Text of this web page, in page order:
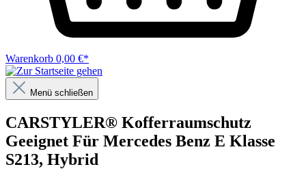
Warenkorb 0,00 €*
Menü schließen
CARSTYLER® Kofferraumschutz
Geeignet Für Mercedes Benz E Klasse
S213, Hybrid